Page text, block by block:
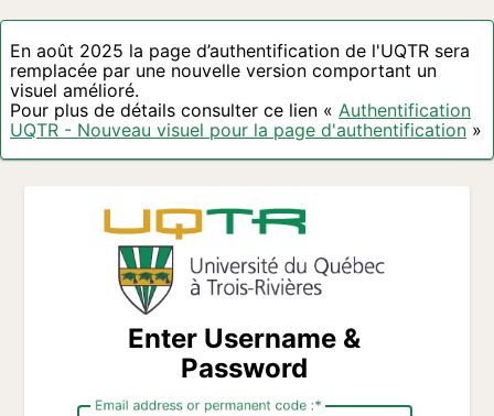
En août 2025 la page d’authentification de l'UQTR sera
remplacée par une nouvelle version comportant un
visuel amélioré.
Pour plus de détails consulter ce lien « Authentification
UQTR - Nouveau visuel pour la page d'authentification »
Enter Username &
Password
Email address or permanent code :